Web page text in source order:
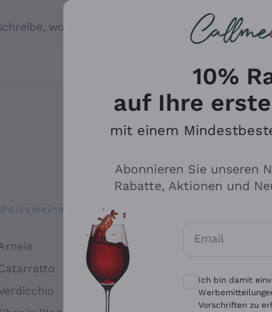
wonach du suchst
Tenuta San
Alessandra
10%
auf Ihre
mit einem
Abonnieren Sie unseren
Rabatte, Aktionen und
Email
Optionale
Ich bin damit
Vorschriften zu